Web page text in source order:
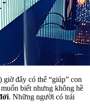
đây có thể “giúp” con
biết nhưng không hề
. Những người có trải